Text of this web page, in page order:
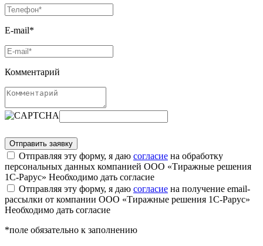
E-mail*
Комментарий
Отправляя эту форму, я даю согласие на обработку
персональных данных компанией ООО «Тиражные решения
1С-Рарус» Необходимо дать согласие
Отправляя эту форму, я даю согласие на получение email-
рассылки от компании ООО «Тиражные решения 1С-Рарус»
Необходимо дать согласие
*поле обязательно к заполнению